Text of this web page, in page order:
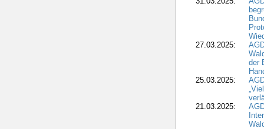
27.03.2025:
der
25.03.2025:
21.03.2025: